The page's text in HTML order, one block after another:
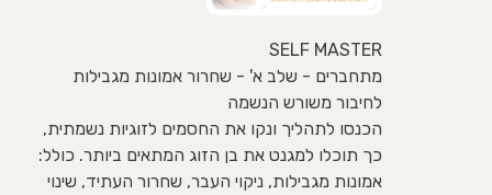
SELF MASTER
מתחברים - שלב א' - שחרור אמונות מגבילות
לחיבור משורש הנשמה
הכנסו לתהליך ונקו את החסמים לזוגיות נשמתית,
כך תוכלו למגנט את בן הזוג המתאים ביותר. כולל:
אמונות מגבילות, ניקוי העבר, שחרור העתיד, שינוי